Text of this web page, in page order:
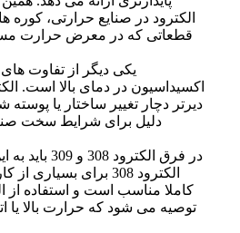
الکترود در صنایع حرارتی، کوره
قطعاتی که در معرض حرارت
یکی دیگر از تفاوت
دیرتر دچار تغییر ساختار یا
دلیل برای شرایط سخت
در فرق
الکترود 308 برای
توصیه می شود که حرارت بالا یا